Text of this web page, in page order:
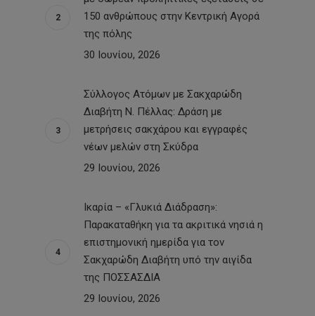
150 ανθρώπους στην Κεντρική Αγορά
της πόλης
30 Ιουνίου, 2026
Σύλλογος Ατόμων με Σακχαρώδη
Διαβήτη Ν. Πέλλας: Δράση με
μετρήσεις σακχάρου και εγγραφές
νέων μελών στη Σκύδρα
29 Ιουνίου, 2026
Ικαρία – «Γλυκιά Διάδραση»:
Παρακαταθήκη για τα ακριτικά νησιά η
επιστημονική ημερίδα για τον
Σακχαρώδη Διαβήτη υπό την αιγίδα
της ΠΟΣΣΑΣΔΙΑ
29 Ιουνίου, 2026